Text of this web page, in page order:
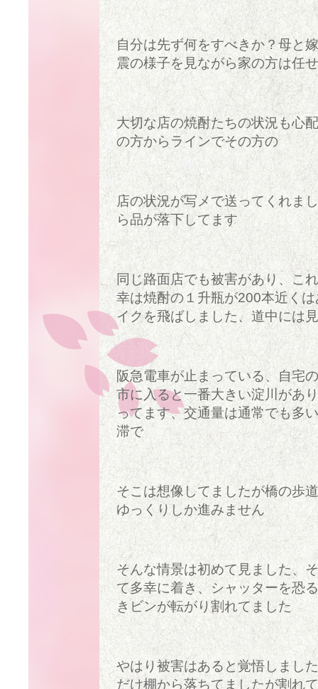
自分は先ず何をすべきか？母と
震の様子を見ながら家の方は任せ
大切な店の焼酎たちの状況も心
の方からラインでその方の
店の状況が写メで送ってくれま
ら品が落下してます
同じ路面店でも被害があり、こ
幸は焼酎の１升瓶が200本近く
イクを飛ばしました、道中には
阪急電車が止まっている、自宅
市に入ると一番大きい淀川があ
ってます、交通量は通常でも多
滞で
そこは想像してましたが橋の歩
ゆっくりしか進みません
そんな情景は初めて見ました、
て多幸に着き、シャッターを恐
きビンが転がり割れてました
やはり被害はあると覚悟しまし
だけ棚から落ちてましたが割れ